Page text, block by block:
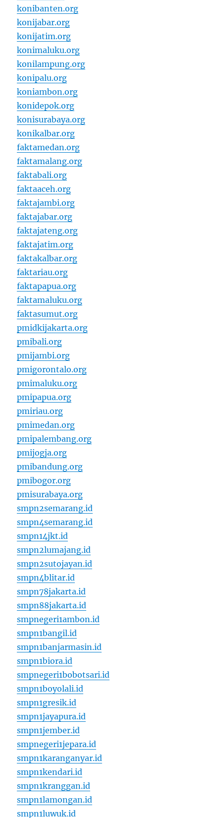
konibanten.org
konijabar.org
konijatim.org
konimaluku.org
konilampung.org
konipalu.org
koniambon.org
konidepok.org
konisurabaya.org
konikalbar.org
faktamedan.org
faktamalang.org
faktabali.org
faktaaceh.org
faktajambi.org
faktajabar.org
faktajateng.org
faktajatim.org
faktakalbar.org
faktariau.org
faktapapua.org
faktamaluku.org
faktasumut.org
pmidkijakarta.org
pmibali.org
pmijambi.org
pmigorontalo.org
pmimaluku.org
pmipapua.org
pmiriau.org
pmimedan.org
pmipalembang.org
pmijogja.org
pmibandung.org
pmibogor.org
pmisurabaya.org
smpn2semarang.id
smpn4semarang.id
smpn14jkt.id
smpn2lumajang.id
smpn2sutojayan.id
smpn4blitar.id
smpn78jakarta.id
smpn88jakarta.id
smpnegeri1ambon.id
smpn1bangil.id
smpn1banjarmasin.id
smpn1biora.id
smpnegeri1bobotsari.id
smpn1boyolali.id
smpn1gresik.id
smpn1jayapura.id
smpn1jember.id
smpnegeri1jepara.id
smpn1karanganyar.id
smpn1kendari.id
smpn1kranggan.id
smpn1lamongan.id
smpn1luwuk.id